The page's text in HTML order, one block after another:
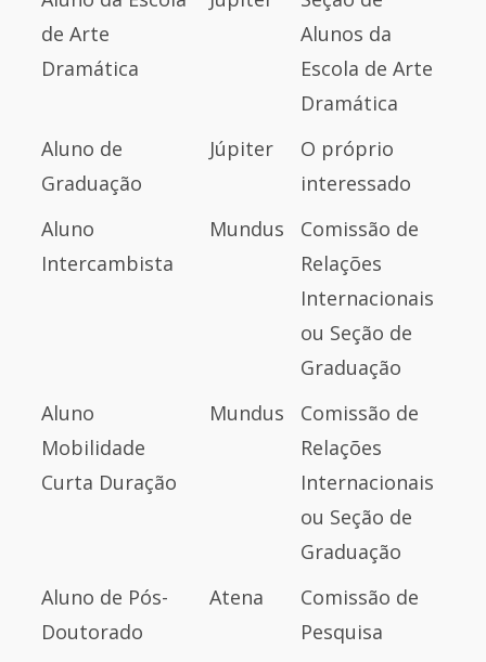
de Arte
Dramática
Alunos da
Escola de Arte
Dramática
Aluno de
Graduação
Júpiter
O próprio
interessado
Aluno
Intercambista
Mundus
Comissão de
Relações
Internacionais
ou Seção de
Graduação
Aluno
Mobilidade
Curta Duração
Mundus
Comissão de
Relações
Internacionais
ou Seção de
Graduação
Aluno de Pós-
Doutorado
Atena
Comissão de
Pesquisa